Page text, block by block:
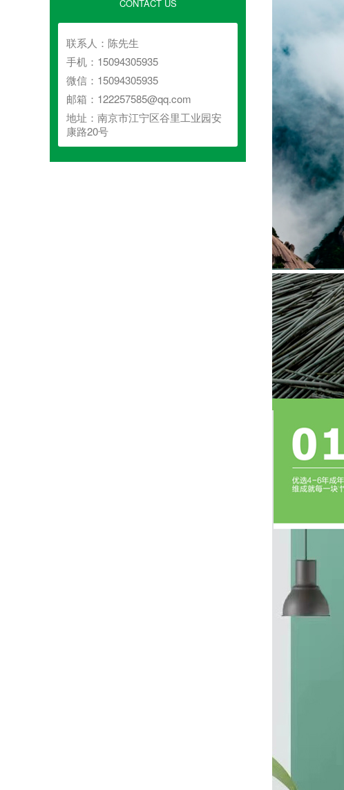
CONTACT US
联系人：陈先生
手机：15094305935
微信：15094305935
邮箱：122257585@qq.com
地址：南京市江宁区谷里工业园安
康路20号